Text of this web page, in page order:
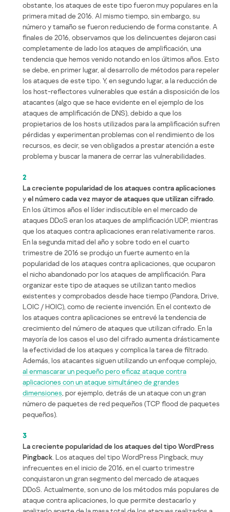
obstante, los ataques de este tipo fueron muy populares en la
primera mitad de 2016. Al mismo tiempo, sin embargo, su
número y tamaño se fueron reduciendo de forma constante. A
finales de 2016, observamos que los delincuentes dejaron casi
completamente de lado los ataques de amplificación, una
tendencia que hemos venido notando en los últimos años. Esto
se debe, en primer lugar, al desarrollo de métodos para repeler
los ataques de este tipo. Y, en segundo lugar, a la reducción de
los host-reflectores vulnerables que están a disposición de los
atacantes (algo que se hace evidente en el ejemplo de los
ataques de amplificación de DNS), debido a que los
propietarios de los hosts utilizados para la amplificación sufren
pérdidas y experimentan problemas con el rendimiento de los
recursos, es decir, se ven obligados a prestar atención a este
problema y buscar la manera de cerrar las vulnerabilidades.
2
La creciente popularidad de los ataques contra aplicaciones
yel número cada vez mayor de ataques que utilizan cifrado
En los últimos años el líder indiscutible en el mercado de
ataques DDoS eran los ataques de amplificación UDP, mientras
que los ataques contra aplicaciones eran relativamente raros.
En la segunda mitad del año y sobre todo en el cuarto
trimestre de 2016 se produjo un fuerte aumento en la
popularidad de los ataques contra aplicaciones, que ocuparon
el nicho abandonado por los ataques de amplificación. Para
organizar este tipo de ataques se utilizan tanto medios
existentes y comprobados desde hace tiempo (Pandora, Drive,
LOIC / HOIC), como de reciente invención. En el contexto de
los ataques contra aplicaciones se entrevé la tendencia de
crecimiento del número de ataques que utilizan cifrado. En la
mayoría de los casos el uso del cifrado aumenta drásticamente
la efectividad de los ataques y complica la tarea de filtrado.
Además, los atacantes siguen utilizando un enfoque complejo,
al enmascarar un pequeño pero eficaz ataque contra
aplicaciones con un ataque simultáneo de grandes
dimensiones , por ejemplo, detrás de un ataque con un gran
número de paquetes de red pequeños (TCP flood de paquetes
pequeños).
3
La creciente popularidad de los ataques del tipo WordPress
Pingback . Los ataques del tipo WordPress Pingback, muy
infrecuentes en el inicio de 2016, en el cuarto trimestre
conquistaron un gran segmento del mercado de ataques
DDoS. Actualmente, son uno de los métodos más populares de
ataque contra aplicaciones, lo que permite destacarlo y